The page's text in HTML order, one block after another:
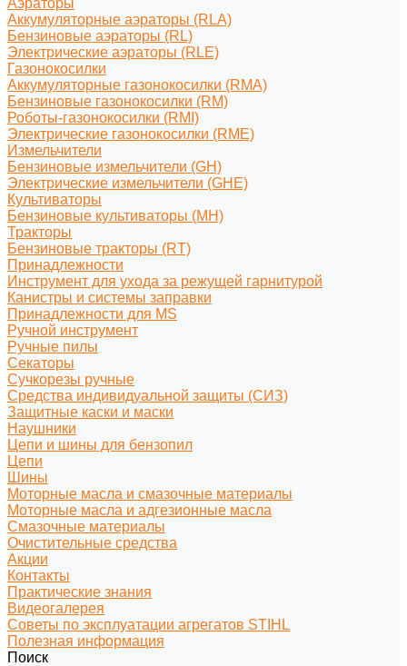
Аэраторы
Аккумуляторные аэраторы (RLA)
Бензиновые аэраторы (RL)
Электрические аэраторы (RLE)
Газонокосилки
Аккумуляторные газонокосилки (RMA)
Бензиновые газонокосилки (RM)
Роботы-газонокосилки (RMI)
Электрические газонокосилки (RME)
Измельчители
Бензиновые измельчители (GH)
Электрические измельчители (GHE)
Культиваторы
Бензиновые культиваторы (MH)
Тракторы
Бензиновые тракторы (RT)
Принадлежности
Инструмент для ухода за режущей гарнитурой
Канистры и системы заправки
Принадлежности для MS
Ручной инструмент
Ручные пилы
Секаторы
Сучкорезы ручные
Средства индивидуальной защиты (СИЗ)
Защитные каски и маски
Наушники
Цепи и шины для бензопил
Цепи
Шины
Моторные масла и смазочные материалы
Моторные масла и адгезионные масла
Смазочные материалы
Очистительные средства
Акции
Контакты
Практические знания
Видеогалерея
Советы по эксплуатации агрегатов STIHL
Полезная информация
Поиск